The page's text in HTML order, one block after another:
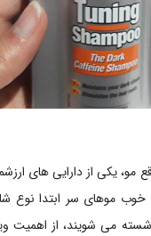
مو، یکی از دارایی های
موهای سر ابتدا نوع
می شویند، از اهمیت